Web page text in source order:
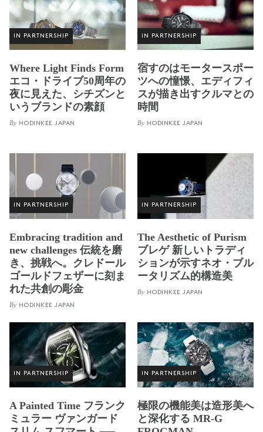
IN PARTNERSHIP
Where Light Finds Form
エコ・ドライブ50周年の
夜に見えた、シチズンと
いうブランドの素顔
By HODINKEE JAPAN
IN PARTNERSHIP
宿すのはモータースポー
ツへの憧憬、エディフィ
スが描き出すクルマとの
時間
By HODINKEE JAPAN
IN PARTNERSHIP
Embracing tradition and
new challenges 伝統を磨
き、挑戦へ。クレドール
ゴールドフェザーに刻ま
れた共創の彫金
By HODINKEE JAPAN
IN PARTNERSHIP
The Aesthetic of Purism
ブレゲ 新しいトラディ
ションが示すネオ・ブル
ータリズム的構造美
By HODINKEE JAPAN
IN PARTNERSHIP
A Painted Time フランク
ミュラー ヴァンガード
IN PARTNERSHIP
極限の機能美は造形美へ
と深化する MR-G